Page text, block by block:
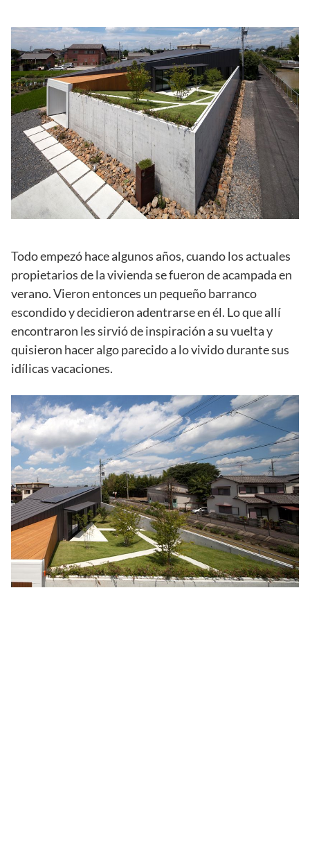
Todo empezó hace algunos años, cuando los actuales
propietarios de la vivienda se fueron de acampada en
verano. Vieron entonces un pequeño barranco
escondido y decidieron adentrarse en él. Lo que allí
encontraron les sirvió de inspiración a su vuelta y
quisieron hacer algo parecido a lo vivido durante sus
idílicas vacaciones.